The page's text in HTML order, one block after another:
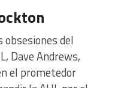
obsesiones del
Dave Andrews,
el prometedor